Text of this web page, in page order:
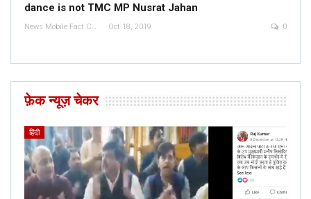
dance is not TMC MP Nusrat Jahan
News Mobile Fact Check Bureau Oct 18, 2019 0
फ़ेक न्यूज़ चेकर
हिंदी